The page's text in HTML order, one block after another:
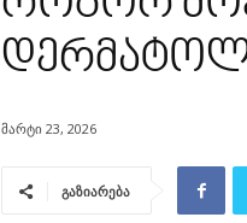
მარტი 23, 2026
გაზიარება